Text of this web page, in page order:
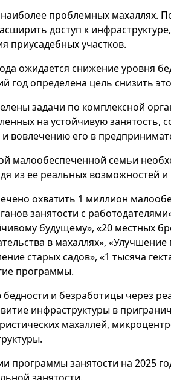
проблемных махаллях.
доступ к
приусадебных участков.
ожидается снижение уровня
год определена цель снизить
задачи по комплексной
на устойчивую занятость,
вовлечению его в
малообеспеченной семьи
из ее реальных возможностей и
охватить 1 миллион
занятости с
будущему», «20 местных
в махаллях»,
старых садов», «1 тысяча
программы.
и безработицы через
инфраструктуры в
махаллей,
программы занятости на 2025